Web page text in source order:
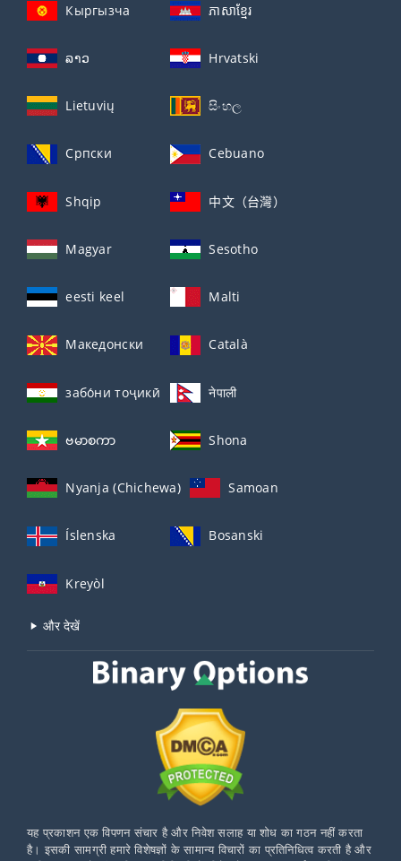
Кыргызча ភាសាខ្មែរ
ລາວ Hrvatski
Lietuvių සිංහල
Српски Cebuano
Shqip 中文（台灣）
Magyar Sesotho
eesti keel Malti
Македонски Català
забо́ни тоҷикӣ́ नेपाली
ဗမာစကာ Shona
Nyanja (Chichewa) Samoan
Íslenska Bosanski
Kreyòl
और देखें
यह प्रकाशन एक विपणन संचार है और निवेश सलाह या शोध का गठन नहीं करता
है। इसकी सामग्री हमारे विशेषज्ञों के सामान्य विचारों का प्रतिनिधित्व करती है और